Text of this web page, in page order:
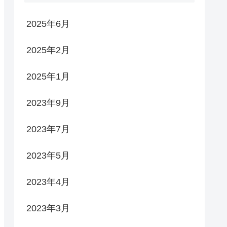
2025年6月
2025年2月
2025年1月
2023年9月
2023年7月
2023年5月
2023年4月
2023年3月